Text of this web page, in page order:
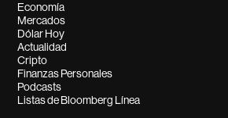
Economía
Mercados
Dólar Hoy
Actualidad
Cripto
Finanzas Personales
Podcasts
Listas de Bloomberg Línea